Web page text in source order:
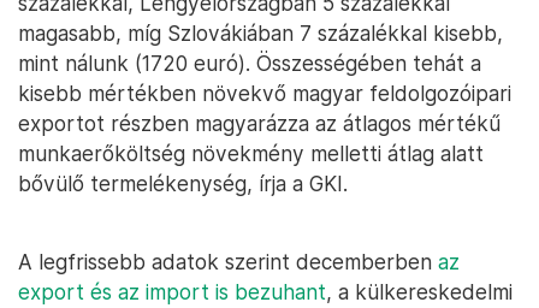
magasabb, míg Szlovákiában 7 százalékkal kisebb,
mint nálunk (1720 euró). Összességében tehát a
kisebb mértékben növekvő magyar feldolgozóipari
exportot részben magyarázza az átlagos mértékű
munkaerőköltség növekmény melletti átlag alatt
bővülő termelékenység, írja a GKI.
A legfrissebb adatok szerint decemberben az
export és az import is bezuhant, a külkereskedelmi